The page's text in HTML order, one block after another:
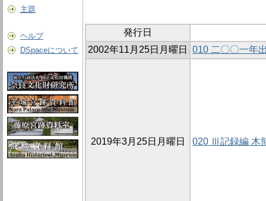
主題
ヘルプ
DSpaceについて
発行日
2002年11月25日月曜日
010 二〇〇一年
2019年3月25日月曜日 020 Ⅲ記録編 木